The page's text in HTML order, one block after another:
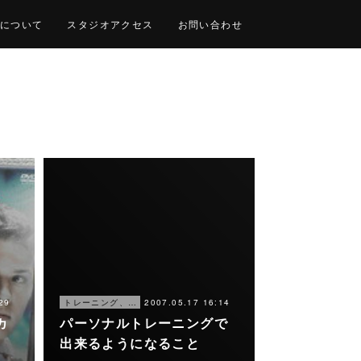
ついて スタジオアクセス お問い合わせ
トレーニング、仕事 2007.05.17 16:14
パーソナルトレーニングで
出来るようになること